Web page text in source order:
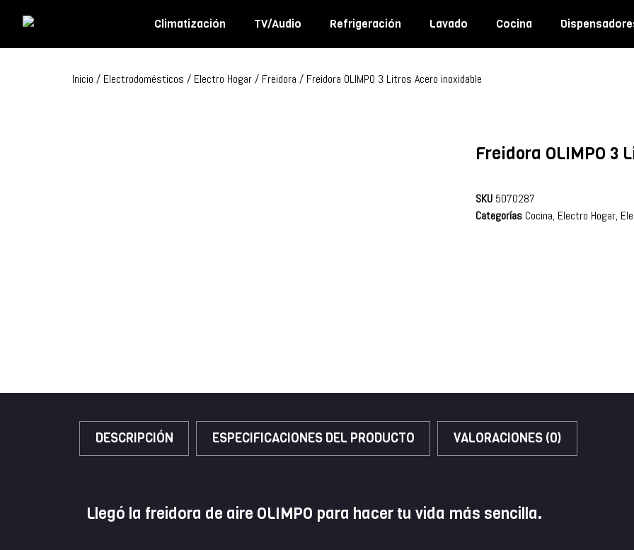
Climatización TV/Audio Refrigeración Lavado Cocina
Inicio / Electrodomésticos / Electro Hogar/ Freidora / Freidora OLIMPO 3 Litros Acero inoxidable
Freidora OLIMPO 3
SKU 5070287
Categorías Cocina, Electro Hogar,
DESCRIPCIÓN ESPECIFICACIONES DEL PRODUCTO VALORACIONES (0)
Llegó la freidora de aire OLIMPO para hacer tu vida más sencilla.